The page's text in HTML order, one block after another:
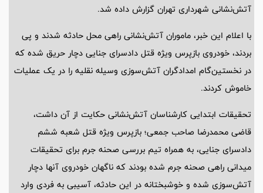
آتش‌نشانی شهرداری تهران گزارش داده شد.
با اعلام این خبر، ماموران آتش‌نشانی راهی محل حادثه شدند و پی
بردند، خودروی بازپرس ویژه قتل دادسرای جنایی دچار حریق شده که
در نخستین‌گام امدادگران آتش‌سوزی وسیله نقلیه را در یک عملیات
خاموش کردند.
تحقیقات ابتدایی کارشناسان آتش‌نشانی حکایت از آن داشت،
قاضی محمدرضا صاحب جمعی؛ بازپرس ویژه قتل شعبه ششم
دادسرای جنایی، به همراه تیم بررسی صحنه جرم برای تحقیقات
میدانی راهی صحنه جرم شده بودند که ناگهان خودروی آنها دچار
آتش‌سوزی شده و خوشبختانه در این حادثه، آسیبی به فردی وارد